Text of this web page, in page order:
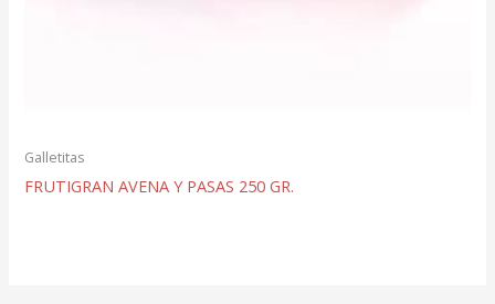
Galletitas
FRUTIGRAN AVENA Y PASAS 250 GR.